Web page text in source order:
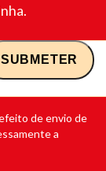
de envio de
a